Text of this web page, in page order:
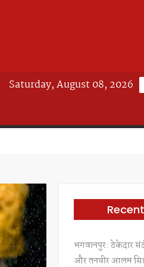
Saturday, August 08, 2026
भगवानपुर: ठेकेदार
और तनवीर आलम